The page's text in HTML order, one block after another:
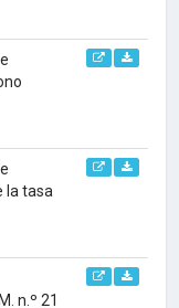
la tasa
n.º 21